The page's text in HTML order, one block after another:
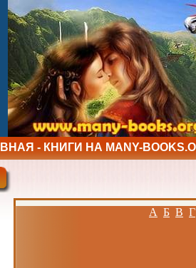
- КНИГИ НА MANY-
А Б В Г